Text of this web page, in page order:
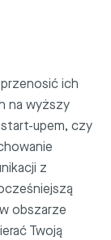
ich
na wyższy
upem, czy
z
obszarze
Twoją